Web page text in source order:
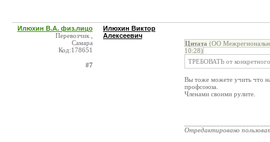
Илюхин В.А. физ.лицо
Перевозчик ,
Самара
Код:178651
#7
Илюхин Виктор
Алексеевич
Цитата (ОО
10:28)
ТРЕБОВАТЬ от
Вы тоже можете учить что
профсоюза.
Членами своими рулите.
Отредактировано